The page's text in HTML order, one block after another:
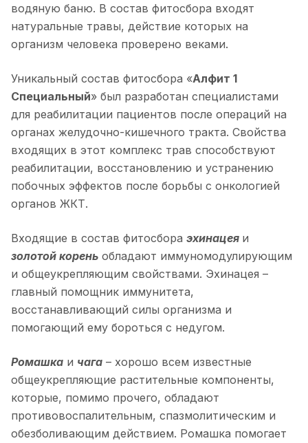
водяную баню. В состав фитосбора входят
натуральные травы, действие которых на
организм человека проверено веками.
Уникальный состав фитосбора «Алфит 1
Специальный» был разработан специалистами
для реабилитации пациентов после операций на
органах желудочно-кишечного тракта. Свойства
входящих в этот комплекс трав способствуют
реабилитации, восстановлению и устранению
побочных эффектов после борьбы с онкологией
органов ЖКТ.
Входящие в состав фитосбора эхинацея и
золотой корень обладают иммуномодулирующим
и общеукрепляющим свойствами. Эхинацея –
главный помощник иммунитета,
восстанавливающий силы организма и
помогающий ему бороться с недугом.
Ромашка и чага – хорошо всем известные
общеукрепляющие растительные компоненты,
которые, помимо прочего, обладают
противовоспалительным, спазмолитическим и
обезболивающим действием. Ромашка помогает